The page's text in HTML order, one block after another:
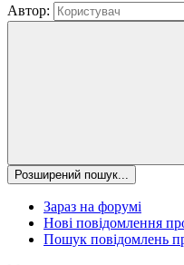
Автор:
Розширений пошук...
Зараз на форумі
Нові повідомлення
Пошук повідомлень